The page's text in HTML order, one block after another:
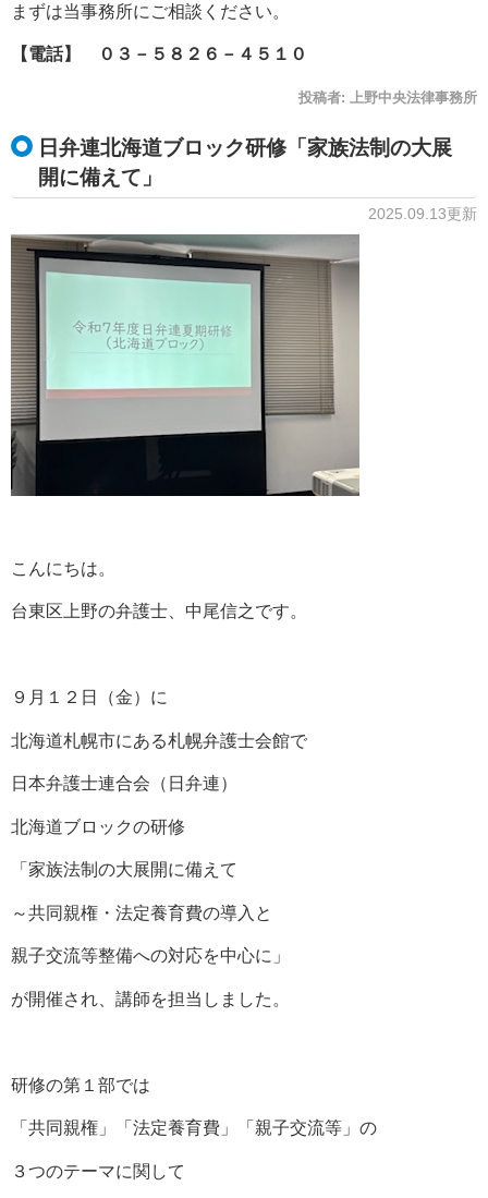
まずは当事務所にご相談ください。
【電話】 ０３－５８２６－４５１０
投稿者: 上野中央法律事務所
日弁連北海道ブロック研修「家族法制の大展
開に備えて」
2025.09.13更新
こんにちは。
台東区上野の弁護士、中尾信之です。
９月１２日（金）に
北海道札幌市にある札幌弁護士会館で
日本弁護士連合会（日弁連）
北海道ブロックの研修
「家族法制の大展開に備えて
～共同親権・法定養育費の導入と
親子交流等整備への対応を中心に」
が開催され、講師を担当しました。
研修の第１部では
「共同親権」「法定養育費」「親子交流等」の
３つのテーマに関して